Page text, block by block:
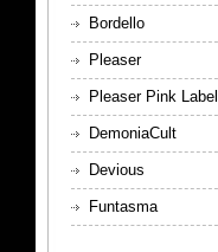
Bordello
Pleaser
Pleaser Pink Label
DemoniaCult
Devious
Funtasma